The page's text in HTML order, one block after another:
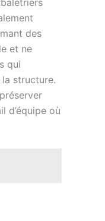
des
et ne
qui
la structure.
d’équipe où